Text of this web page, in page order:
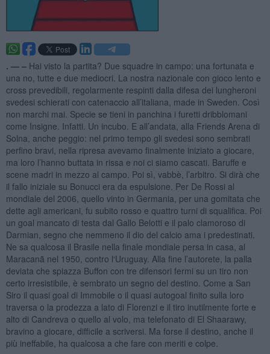
. — –Hai visto la partita? Due squadre in campo: una fortunata e
una no, tutte e due mediocri. La nostra nazionale con gioco lento e
cross prevedibili, regolarmente respinti dalla difesa dei lungheroni
svedesi schierati con catenaccio all’italiana, made in Sweden. Così
non marchi mai. Specie se tieni in panchina i furetti dribblomani
come Insigne. Infatti. Un incubo. E all’andata, alla Friends Arena di
Solna, anche peggio: nel primo tempo gli svedesi sono sembrati
perfino bravi, nella ripresa avevamo finalmente iniziato a giocare,
ma loro l’hanno buttata in rissa e noi ci siamo cascati. Baruffe e
scene madri in mezzo al campo. Poi sì, vabbè, l’arbitro. Si dirà che
il fallo iniziale su Bonucci era da espulsione. Per De Rossi al
mondiale del 2006, quello vinto in Germania, per una gomitata che
dette agli americani, fu subito rosso e quattro turni di squalifica. Poi
un goal mancato di testa dal Gallo Belotti e il palo clamoroso di
Darmian, segno che nemmeno il dio del calcio ama i predestinati.
Ne sa qualcosa il Brasile nella finale mondiale persa in casa, al
Maracanã nel 1950, contro l‘Uruguay. Alla fine l’autorete, la palla
deviata che spiazza Buffon con tre difensori fermi su un tiro non
certo irresistibile, è sembrato un segno del destino. Come a San
Siro il quasi goal di Immobile o il quasi autogoal finito sulla loro
traversa o la prodezza a lato di Florenzi e il tiro inutilmente forte e
alto di Candreva o quello al volo, ma telefonato di El Shaarawy,
bravino a giocare, difficile a scriversi. Ma forse il destino, anche il
più ineffabile, ha qualcosa a che fare con meriti e colpe.